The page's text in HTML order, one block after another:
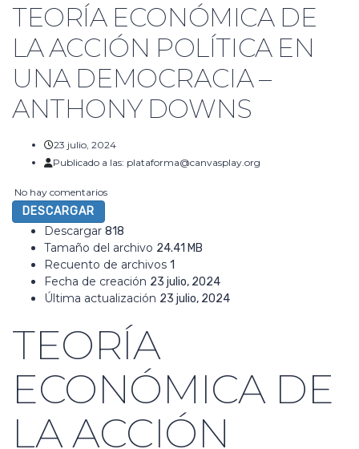
TEORÍA ECONÓMICA DE
LA ACCIÓN POLÍTICA EN
UNA DEMOCRACIA –
ANTHONY DOWNS
23 julio, 2024
Publicado a las: plataforma@canvasplay.org
No hay comentarios
DESCARGAR
Descargar 818
Tamaño del archivo 24.41 MB
Recuento de archivos 1
Fecha de creación 23 julio, 2024
Última actualización 23 julio, 2024
TEORÍA
ECONÓMICA DE
LA ACCIÓN